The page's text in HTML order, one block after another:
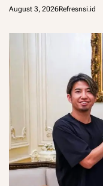
August 3, 2026Refresnsi.id